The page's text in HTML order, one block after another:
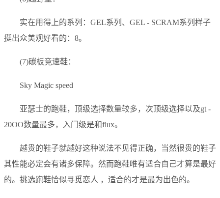
实在用得上的系列：GEL系列、GEL - SCRAM系列样子
挺出众美观好看的：8。
(7)碳板竞速鞋：
Sky Magic speed
亚瑟士的跑鞋，顶级选择数量较多，次顶级选择以及gt -
20OO数量最多，入门级是和flux。
越贵的鞋子就越好这种说法不见得正确，当然很贵的鞋子
其性能必定会有诸多保障。然而跑鞋唯有适合自己才算是最好
的。挑选跑鞋恰似寻觅恋人 ，适合的才是最为出色的。